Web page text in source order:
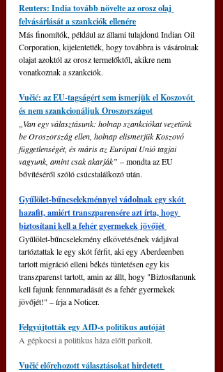
Reuters: India tovább növelte az orosz olaj
felvásárlását a szankciók ellenére
Más finomítók, például az állami tulajdonú Indian Oil
Corporation, kijelentették, hogy továbbra is vásárolnak
olajat azoktól az orosz termelőktől, akikre nem
vonatkoznak a szankciók.
Vučić: az EU-tagságért sem ismerjük el Koszovót
és nem szankcionáljuk Oroszországot
„Van egy választásunk: holnap szankciókat vezetünk
be Oroszország ellen, holnap elismerjük Koszovó
függetlenségét, és máris az Európai Unió tagjai
vagyunk, amint csak akarják” – mondta az EU
bővítéséről szóló csúcstalálkozó után.
Gyűlölet-bűncselekménnyel vádolnak egy skót
hazafit, amiért transzparensére azt írta, hogy
biztosítani kell a fehér gyermekek jövőjét
Gyűlölet-bűncselekmény elkövetésének vádjával
tartóztattak le egy skót férfit, aki egy Aberdeenben
tartott migráció elleni békés tüntetésen egy kis
transzparenst tartott, amin az állt, hogy "Biztosítanunk
kell fajunk fennmaradását és a fehér gyermekek
jövőjét!" – írja a Noticer.
Felgyújtották egy AfD-s politikus autóját
A gépkocsi a politikus háza előtt parkolt.
Vučić előrehozott választásokat hirdetett